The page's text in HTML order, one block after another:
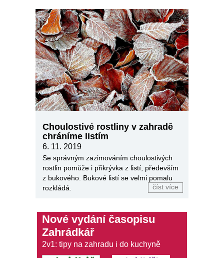
Choulostivé rostliny v zahradě
chráníme listím
6. 11. 2019
Se správným zazimováním choulostivých
rostlin pomůže i přikrývka z listí, především
z bukového. Bukové listí se velmi pomalu
rozkládá.
číst více
Nové vydání časopisu
Zahrádkář
2v1: tipy na zahradu i do kuchyně